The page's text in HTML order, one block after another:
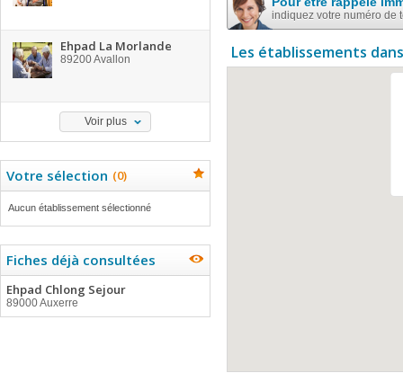
Ehpad La Morlande
89200Avallon
Voir plus
Votre sélection (0)
Aucun établissement sélectionné
Fiches déjà consultées
Ehpad Chlong Sejour
89000 Auxerre
indiquez votre numéro de
Les établissements